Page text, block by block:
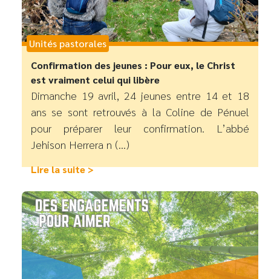
Unités pastorales
Confirmation des jeunes : Pour eux, le Christ
est vraiment celui qui libère
Dimanche 19 avril, 24 jeunes entre 14 et 18
ans se sont retrouvés à la Coline de Pénuel
pour préparer leur confirmation. L’abbé
Jehison Herrera n (...)
Lire la suite >